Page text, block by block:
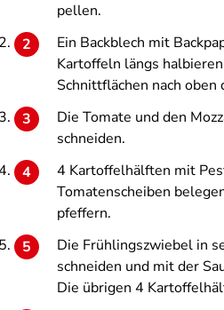
pellen.
Ein Backblech mit
Kartoffeln längs
Schnittflächen nach oben
Die Tomate und den
schneiden.
4 Kartoffelhälften mit
Tomatenscheiben
pfeffern.
Die Frühlingszwiebel in
schneiden und mit der
Die übrigen 4